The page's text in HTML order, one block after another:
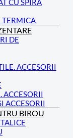
CU SPIRA
TERMICA
DE
ACCESORII
ACCESORII
ACCESORII
BIROU